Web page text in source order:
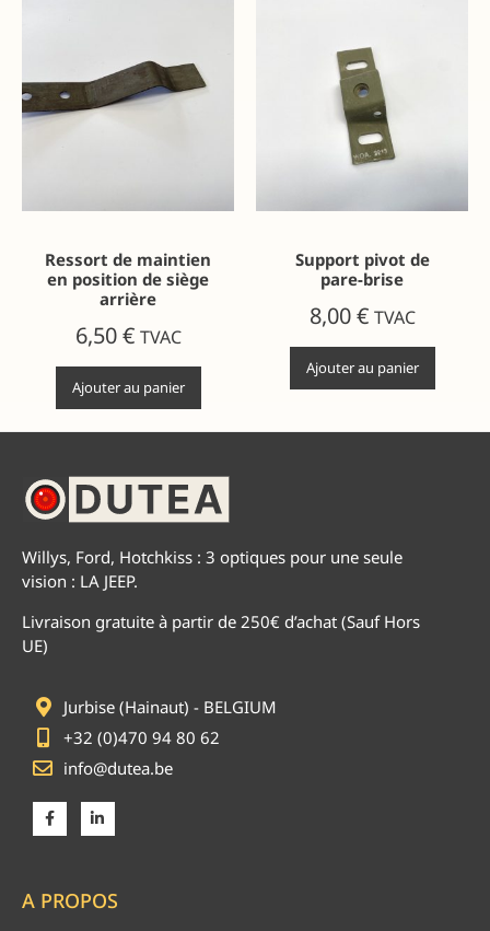
Ressort de maintien
en position de siège
arrière
6,50€ TVAC
Ajouter au panier
Support pivot de
pare-brise
8,00€ TVAC
Ajouter au panier
Willys, Ford, Hotchkiss : 3 optiques pour une seule
vision : LA JEEP.
Livraison gratuite à partir de 250€ d’achat (Sauf Hors
UE)
Jurbise (Hainaut) - BELGIUM
+32 (0)470 94 80 62
info@dutea.be
A PROPOS